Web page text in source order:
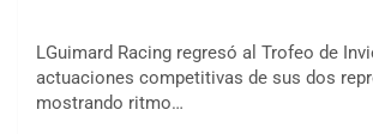
LGuimard Racing regresó al Trofeo de
actuaciones competitivas de sus dos
mostrando ritmo…